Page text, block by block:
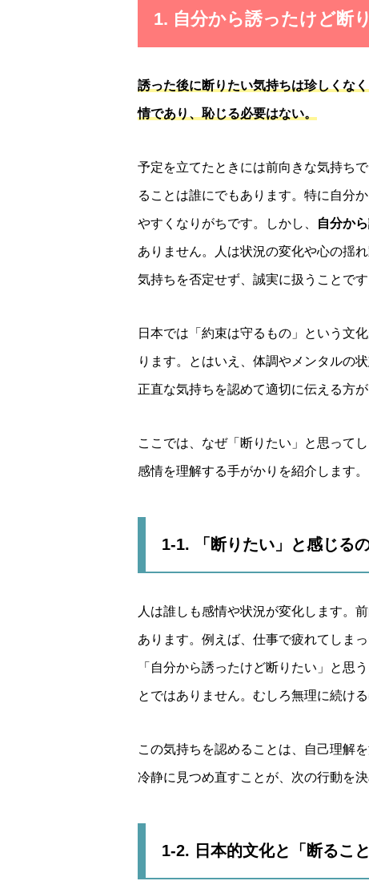
1. 自分から誘ったけど断
誘った後に断りたい気持ちは珍しくな
情であり、恥じる必要はない。
予定を立てたときには前向きな気持ち
ることは誰にでもあります。特に自分
やすくなりがちです。しかし、 自分か
ありません。人は状況の変化や心の揺
気持ちを否定せず、誠実に扱うことです
日本では「約束は守るもの」という文
ります。とはいえ、体調やメンタルの
正直な気持ちを認めて適切に伝える方
ここでは、なぜ「断りたい」と思って
感情を理解する手がかりを紹介します。
1-1. 「断りたい」と感じる
人は誰しも感情や状況が変化します。
あります。例えば、仕事で疲れてしま
「自分から誘ったけど断りたい」と思
とではありません。むしろ無理に続け
この気持ちを認めることは、自己理解
冷静に見つめ直すことが、次の行動を
1-2. 日本的文化と「断るこ